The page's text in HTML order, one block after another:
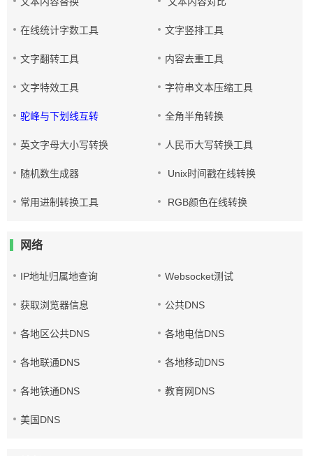
在线统计字数工具 文字竖排工具
文字翻转工具 内容去重工具
文字特效工具 字符串文本压缩工具
驼峰与下划线互转 全角半角转换
英文字母大小写转换 人民币大写转换工具
随机数生成器 Unix时间戳在线转换
常用进制转换工具 RGB颜色在线转换
网络
IP地址归属地查询 Websocket测试
获取浏览器信息 公共DNS
各地区公共DNS 各地电信DNS
各地联通DNS 各地移动DNS
各地铁通DNS 教育网DNS
美国DNS